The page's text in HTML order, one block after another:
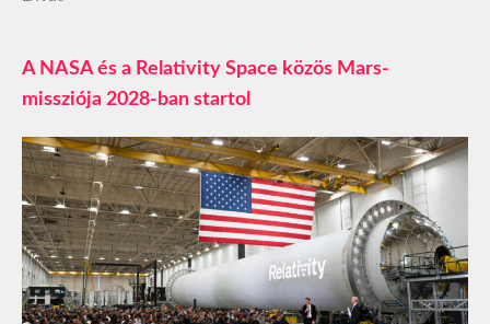
A NASA és a Relativity Space közös Mars-
missziója 2028-ban startol